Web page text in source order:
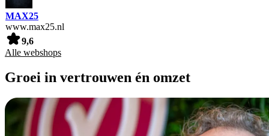
MAX25
www.max25.nl
9,6
Alle webshops
Groei in vertrouwen én omzet